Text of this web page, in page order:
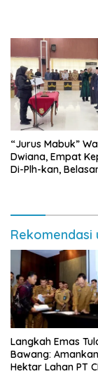
“Jurus Mabuk”
Dwiana, Empat
Di-Plh-kan,
Rekomendasi
Langkah Emas
Bawang:
Hektar Lahan PT